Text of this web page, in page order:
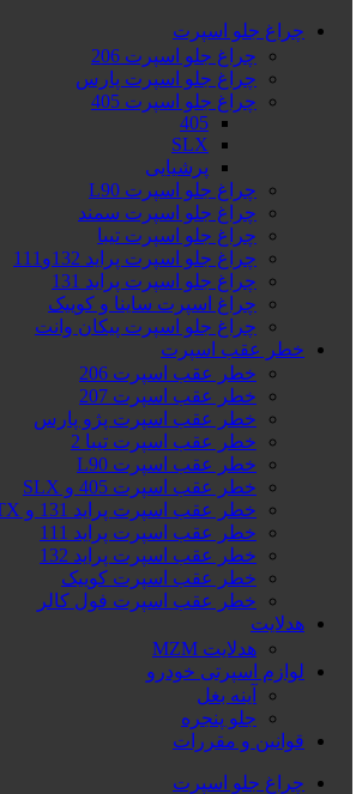
چراغ جلو اسپرت
چراغ جلو اسپرت 206
چراغ جلو اسپرت پارس
چراغ جلو اسپرت 405
405
SLX
پرشیایی
چراغ جلو اسپرت L90
چراغ جلو اسپرت سمند
چراغ جلو اسپرت تیبا
چراغ جلو اسپرت پراید 132و111
چراغ جلو اسپرت پراید 131
چراغ اسپرت ساینا و کوییک
چراغ جلو اسپرت پیکان وانت
خطر عقب اسپرت
خطر عقب اسپرت 206
خطر عقب اسپرت 207
خطر عقب اسپرت پژو پارس
خطر عقب اسپرت تیبا 2
خطر عقب اسپرت L90
خطر عقب اسپرت 405 و SLX
خطر عقب اسپرت پراید 131 و GTX
خطر عقب اسپرت پراید 111
خطر عقب اسپرت پراید 132
خطر عقب اسپرت کوییک
خطر عقب اسپرت فول کالر
هدلایت
هدلایت MZM
لوازم اسپرتی خودرو
آینه بغل
جلو پنجره
قوانین و مقررات
چراغ جلو اسپرت